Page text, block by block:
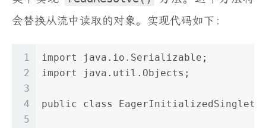
会替换从流中读取的对象。实现代码如下：
1
2
3
4
5
import java.io.Serializable;
import java.util.Objects;
public class